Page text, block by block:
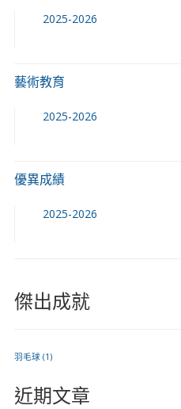
2025-2026
藝術教育
2025-2026
優異成績
2025-2026
傑出成就
羽毛球(1)
近期文章